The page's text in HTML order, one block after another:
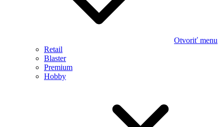
Otvoriť menu
Retail
Blaster
Premium
Hobby